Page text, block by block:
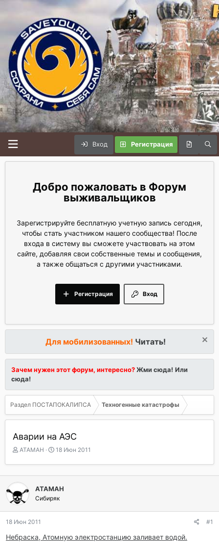
Вход Регистрация
Форум
выживальщиков
Зарегистрируйте бесплатную учетную запись сегодня,
чтобы стать участником нашего сообщества! После
входа в систему вы сможете участвовать на этом
сайте, добавляя свои собственные темы и сообщения,
а также общаться с другими участниками.
Вход
Регистрация
Для мобилизованных! Читать!
Зачем нужен этот форум, интересно?Жми сюда! Или
сюда!
Раздел ПОСТАПОКАЛИПСА Техногенные катастрофы
Аварии на АЭС
А
т
о
р
т
е
м
ы
ATAMAH
Д
т
а
н
а
ч
а
18 Июн 2011
ATAMAH
Сибиряк
18 Июн 2011 #1
Небраска, Атомную электростанцию заливает водой.